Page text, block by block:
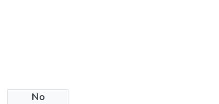
No